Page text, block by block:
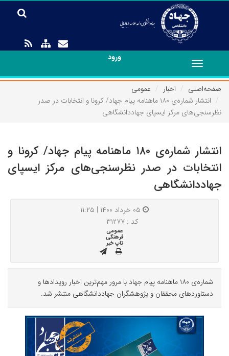
ورود
Toggle
navigation
صفحه‌اصلی
اخبار
عمومی
انتشار شماره‌ی ۱۸۰ ماهنامه پیام جهاد/ کرونا و انتخابات در صدر
نظرسنجی‌های مرکز ایسپای جهاددانشگاهی
انتشار شماره‌ی ۱۸۰ ماهنامه پیام جهاد/ کرونا و
انتخابات در صدر نظرسنجی‌های مرکز ایسپای
جهاددانشگاهی
کد : ۳۱۲۷۷
عمومی
فرهنگی
تاپ خبر
شماره‌ی ۱۸۰ ماهنامه پیام جهاد با مرور مهم‌ترین اخبار رویدادها و
دستاوردهای محققان و پژوهشگران جهاددانشگاهی منتشر شد.